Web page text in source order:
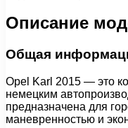
Описание
Общая
Opel Karl 2015 — это
немецким
предназначена для
маневренностью и